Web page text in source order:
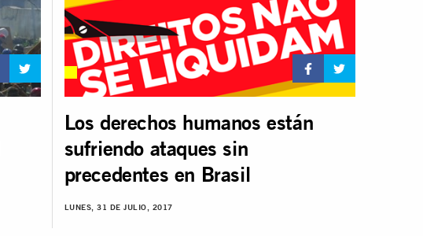
Los derechos humanos están
sufriendo ataques sin
precedentes en Brasil
LUNES, 31 DE JULIO, 2017